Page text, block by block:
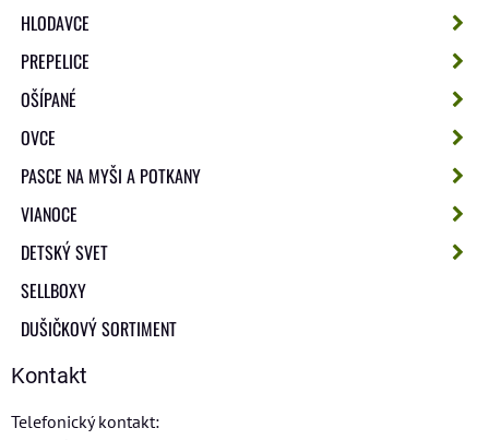
HLODAVCE
PREPELICE
OŠÍPANÉ
OVCE
PASCE NA MYŠI A POTKANY
VIANOCE
DETSKÝ SVET
SELLBOXY
DUŠIČKOVÝ SORTIMENT
Kontakt
Telefonický kontakt: